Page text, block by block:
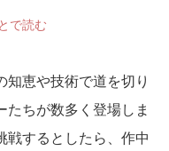
で読む
知恵や技術で道を切り
たちが数多く登場しま
戦するとしたら、作中